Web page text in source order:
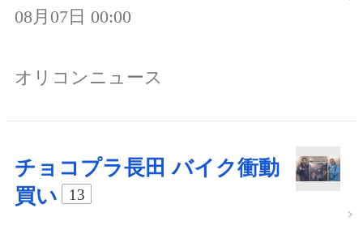
08月07日 00:00
オリコンニュース
チョコプラ長田 バイク衝動
買い
13